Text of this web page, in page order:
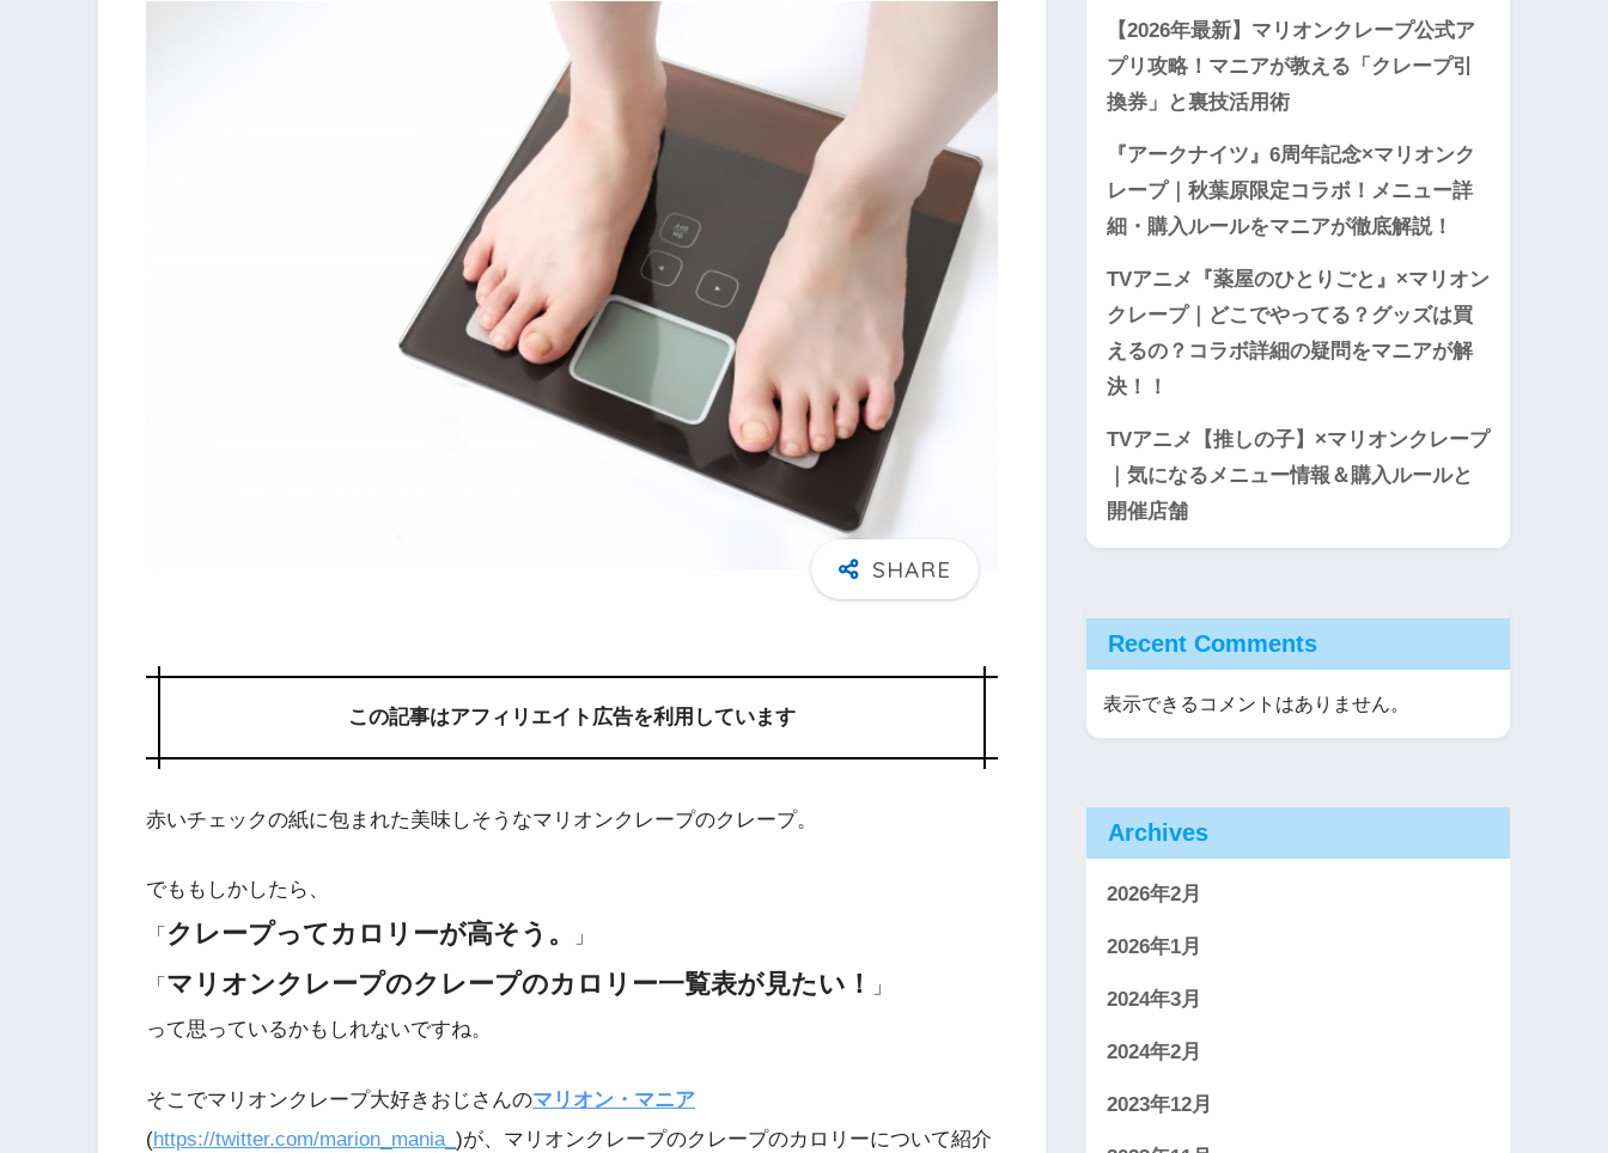
この記事はアフィリエイト広告を利用しています
赤いチェックの紙に包まれた美味しそうなマリオンクレープのクレープ。
でももしかしたら、
「 クレープってカロリーが高そう。 」
「 マリオンクレープのクレープのカロリー一覧表が見たい！
」
って思っているかもしれないですね。
そこでマリオンクレープ大好きおじさんのマリオン・マニア
(https://twitter.com/marion_mania_ )が、マリオンクレープのクレープのカロリーについて紹介
【2026年最新】マリオンクレープ公式ア
プリ攻略！マニアが教える「クレープ引
換券」と裏技活用術
『アークナイツ』6周年記念×マリオンク
レープ｜秋葉原限定コラボ！メニュー詳
細・購入ルールをマニアが徹底解説！
TVアニメ『薬屋のひとりごと』×マリオン
クレープ｜どこでやってる？グッズは買
えるの？コラボ詳細の疑問をマニアが解
決！！
TVアニメ【推しの子】×マリオンクレープ
｜気になるメニュー情報＆購入ルールと
開催店舗
Recent Comments
表示できるコメントはありません。
Archives
2026年2月
2026年1月
2024年3月
2024年2月
2023年12月